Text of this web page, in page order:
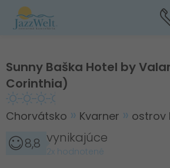
Sunny Baška Hotel by
Corinthia)
Chorvátsko Kvarner ostrov
8,8 vynikajúce
2x hodnotené